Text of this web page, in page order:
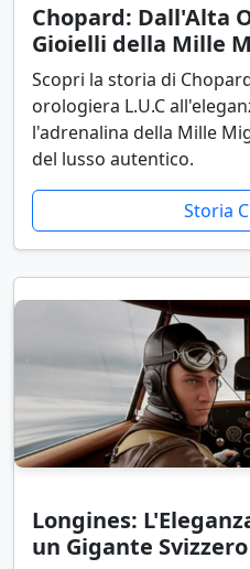
Chopard: Dall'Alta
Gioielli della Mille
Scopri la storia di
orologiera L.U.C
l'adrenalina della Mille
del lusso autentico.
Storia
Longines:
un Gigante Svizzero